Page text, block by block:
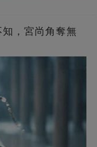
知，宮尚角奪無